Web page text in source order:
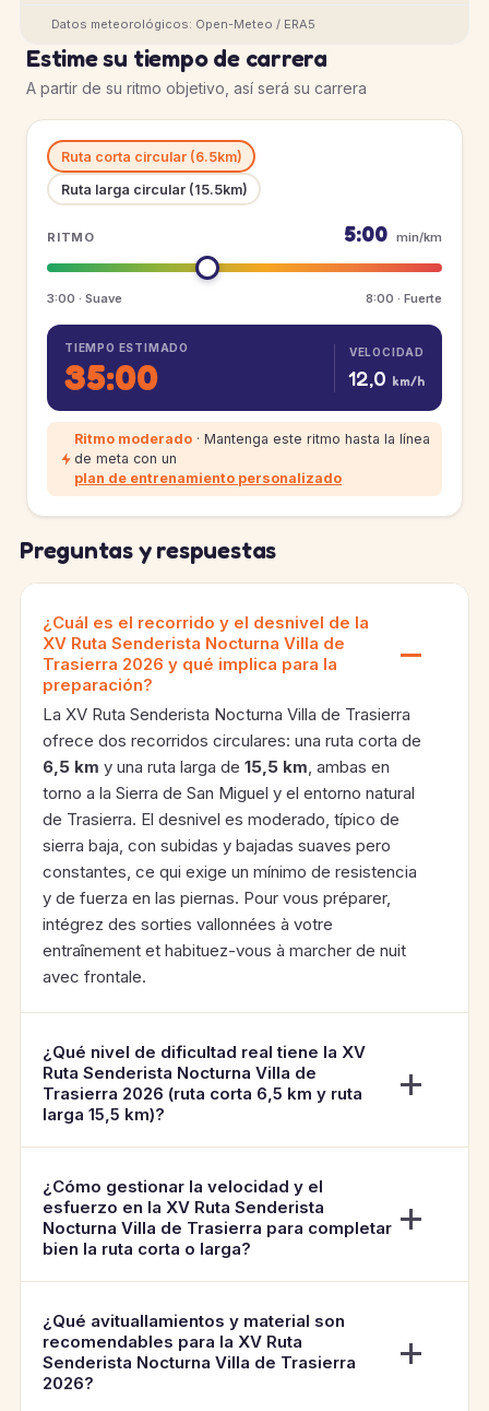
Datos meteorológicos: Open-Meteo / ERA5
Estime su tiempo de carrera
A partir de su ritmo objetivo, así será su carrera
Ruta corta circular (6.5km)
Ruta larga circular (15.5km)
RITMO 5:00 min/km
3:00 · Suave 8:00 · Fuerte
TIEMPO ESTIMADO
35:00
VELOCIDAD
12,0 km/h
Ritmo moderado · Mantenga este ritmo hasta la línea
de meta con un
plan de entrenamiento personalizado
Preguntas y respuestas
¿Cuál es el recorrido y el desnivel de la
XV Ruta Senderista Nocturna Villa de
Trasierra 2026 y qué implica para la
preparación?
La XV Ruta Senderista Nocturna Villa de Trasierra
ofrece dos recorridos circulares: una ruta corta de
6,5 km y una ruta larga de 15,5 km, ambas en
torno a la Sierra de San Miguel y el entorno natural
de Trasierra. El desnivel es moderado, típico de
sierra baja, con subidas y bajadas suaves pero
constantes, ce qui exige un mínimo de resistencia
y de fuerza en las piernas. Pour vous préparer,
intégrez des sorties vallonnées à votre
entraînement et habituez-vous à marcher de nuit
avec frontale.
¿Qué nivel de dificultad real tiene la XV
Ruta Senderista Nocturna Villa de
Trasierra 2026 (ruta corta 6,5 km y ruta
larga 15,5 km)?
¿Cómo gestionar la velocidad y el
esfuerzo en la XV Ruta Senderista
Nocturna Villa de Trasierra para completar
bien la ruta corta o larga?
¿Qué avituallamientos y material son
recomendables para la XV Ruta
Senderista Nocturna Villa de Trasierra
2026?